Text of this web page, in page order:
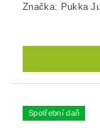
Značka: Pukka
Spotřební daň